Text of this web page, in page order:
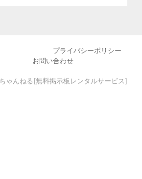
プライバシーポリシー
お問い合わせ
ゃんねる[無料掲示板レンタルサービス]